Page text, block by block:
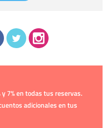
tratamos sus datos en la
7% en todas tus reservas.
adicionales en tus